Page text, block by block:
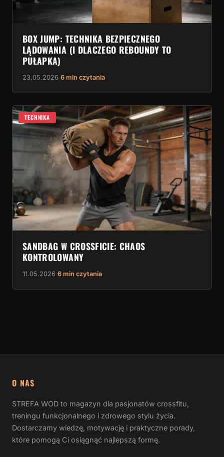
BOX JUMP: TECHNIKA BEZPIECZNEGO
LĄDOWANIA (I DLACZEGO REBOUNDY TO
PUŁAPKA)
23.05.2026 6 min czytania
TECHNIKA
SANDBAG W CROSSFICIE: CHAOS
KONTROLOWANY
11.05.2026 6 min czytania
O NAS
STREFA WOD to magazyn dla pasjonatów crossfitu,
treningu funkcjonalnego i zdrowego stylu życia.
Dostarczamy wiedzę, motywację i praktyczne porady,
które pomogą Ci osiągnąć najlepszą formę.